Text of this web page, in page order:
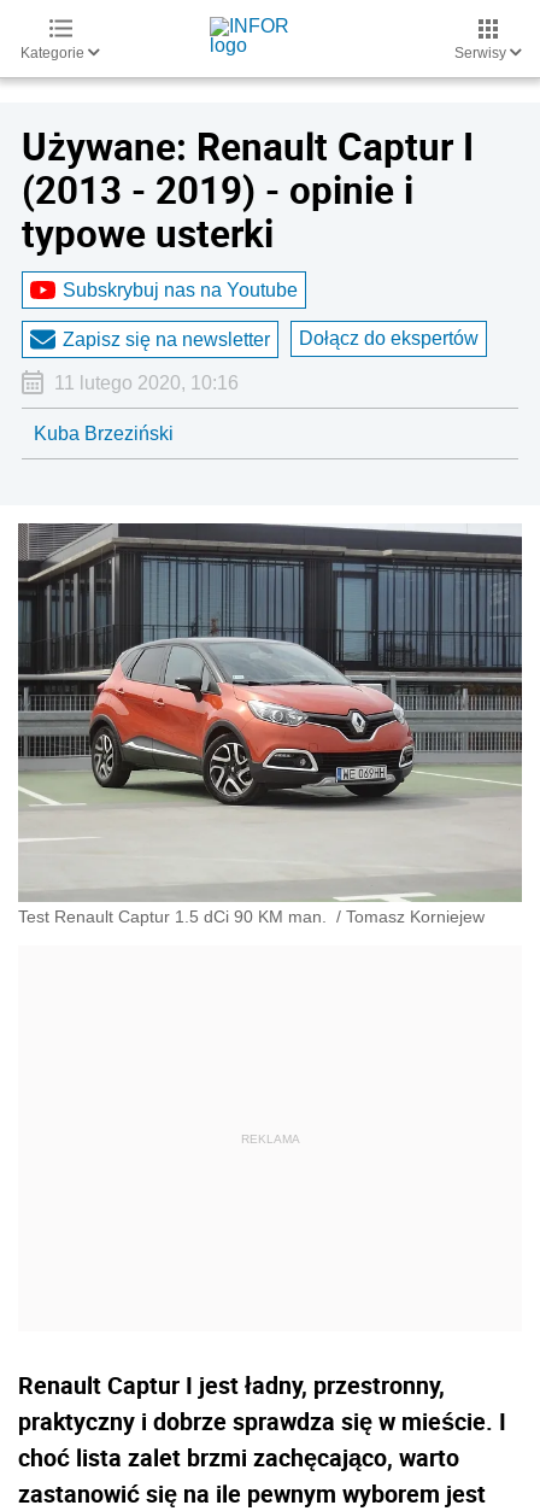
Kategorie Serwisy
Używane: Renault Captur I
(2013 - 2019) - opinie i
typowe usterki
Subskrybuj nas na Youtube
Zapisz się na newsletter Dołącz do ekspertów
11 lutego 2020, 10:16
Kuba Brzeziński
Test Renault Captur 1.5 dCi 90 KM man. / Tomasz Korniejew
Renault Captur I jest ładny, przestronny,
praktyczny i dobrze sprawdza się w mieście. I
choć lista zalet brzmi zachęcająco, warto
zastanowić się na ile pewnym wyborem jest